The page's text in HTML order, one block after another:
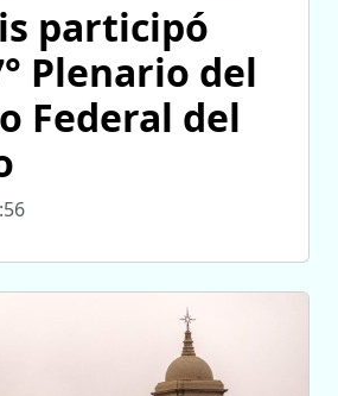
participó
Plenario del
Federal del